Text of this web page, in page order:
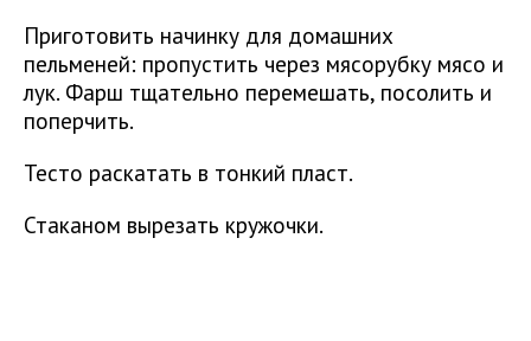
Приготовить начинку для домашних
пельменей: пропустить через мясорубку мясо и
лук. Фарш тщательно перемешать, посолить и
поперчить.
Тесто раскатать в тонкий пласт.
Стаканом вырезать кружочки.